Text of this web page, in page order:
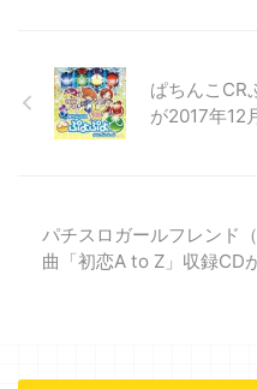
ぱちんこCR
が2017年12
パチスロガールフレンド
曲「初恋A to Z」収録CD